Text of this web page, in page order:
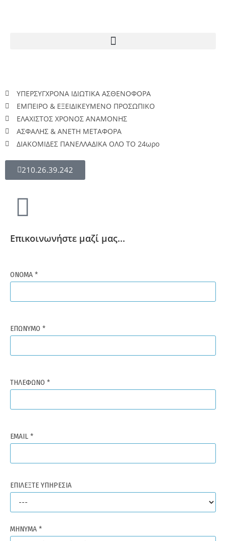
ΥΠΕΡΣΥΓΧΡΟΝΑ ΙΔΙΩΤΙΚΑ ΑΣΘΕΝΟΦΟΡΑ
ΕΜΠΕΙΡΟ & ΕΞΕΙΔΙΚΕΥΜΕΝΟ ΠΡΟΣΩΠΙΚΟ
ΕΛΑΧΙΣΤΟΣ ΧΡΟΝΟΣ ΑΝΑΜΟΝΗΣ
ΑΣΦΑΛΗΣ & ΑΝΕΤΗ ΜΕΤΑΦΟΡΑ
ΔΙΑΚΟΜΙΔΕΣ ΠΑΝΕΛΛΑΔΙΚΑ ΟΛΟ ΤΟ 24ωρο
210.26.39.242
Επικοινωνήστε μαζί μας...
ΟΝΟΜΑ *
ΕΠΩΝΥΜΟ *
ΤΗΛΕΦΩΝΟ *
EMAIL *
ΕΠΙΛΕΞΤΕ ΥΠΗΡΕΣΙΑ
MHNYMA *